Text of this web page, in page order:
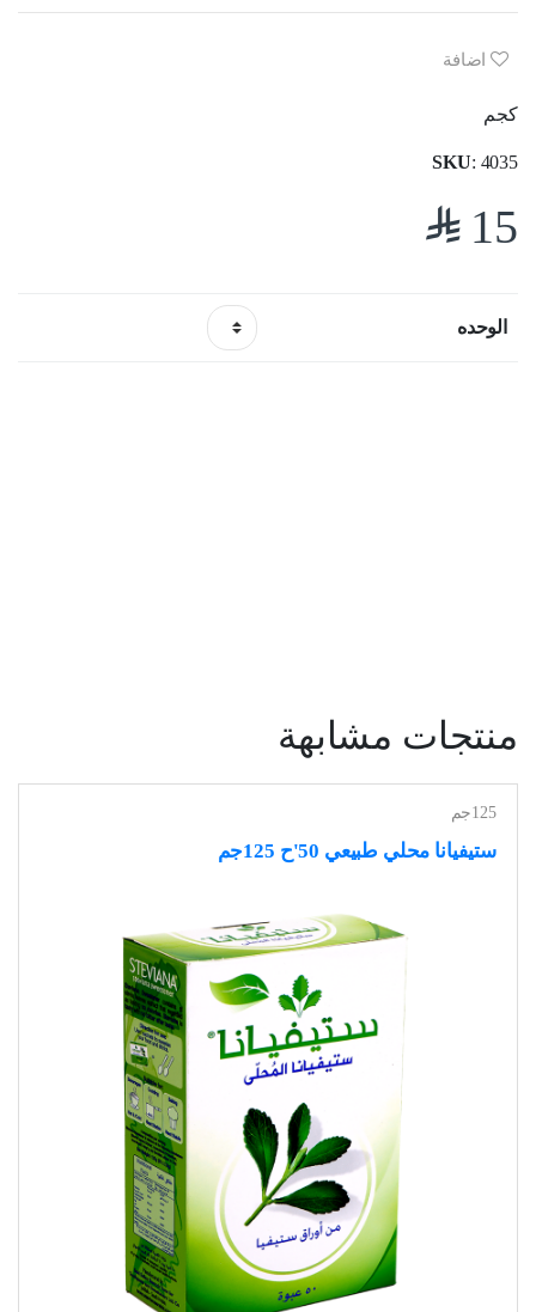
5
out of
5
3
customer
ratings
اضافة
كجم
SKU: 4035
15
$
الوحده
منتجات مشابهة
125جم
ستيفيانا محلي طبيعي 50'ح 125جم